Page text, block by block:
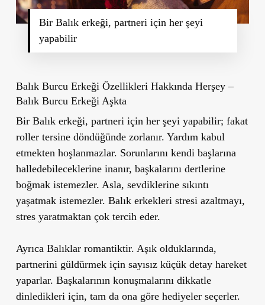
Bir Balık erkeği, partneri için her şeyi
yapabilir
Balık Burcu Erkeği Özellikleri Hakkında Herşey –
Balık Burcu Erkeği Aşkta
Bir Balık erkeği, partneri için her şeyi yapabilir; fakat
roller tersine döndüğünde zorlanır. Yardım kabul
etmekten hoşlanmazlar. Sorunlarını kendi başlarına
halledebileceklerine inanır, başkalarını dertlerine
boğmak istemezler. Asla, sevdiklerine sıkıntı
yaşatmak istemezler. Balık erkekleri stresi azaltmayı,
stres yaratmaktan çok tercih eder.
Ayrıca Balıklar romantiktir. Aşık olduklarında,
partnerini güldürmek için sayısız küçük detay hareket
yaparlar. Başkalarının konuşmalarını dikkatle
dinledikleri için, tam da ona göre hediyeler seçerler.